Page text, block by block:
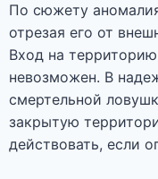
По сюжету
отрезая его от
Вход на
невозможен. В
смертельной
закрытую
действовать, если